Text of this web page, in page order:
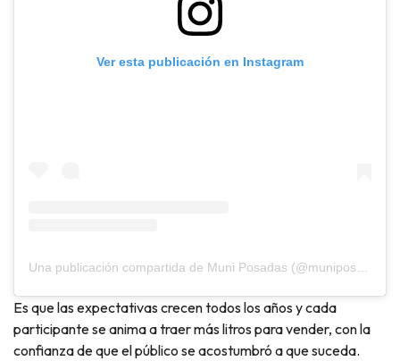
Ver esta publicación en Instagram
Una publicación compartida de Muni Posadas (@muniposadas)
Es que las expectativas crecen todos los años y cada
participante se anima a traer más litros para vender, con la
confianza de que el público se acostumbró a que suceda.